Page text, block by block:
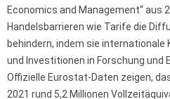
Economics and Management“ aus
Handelsbarrieren wie Tarife die
behindern, indem sie
und Investitionen in Forschung und
Offizielle Eurostat-Daten zeigen,
2021 rund 5,2 Millionen